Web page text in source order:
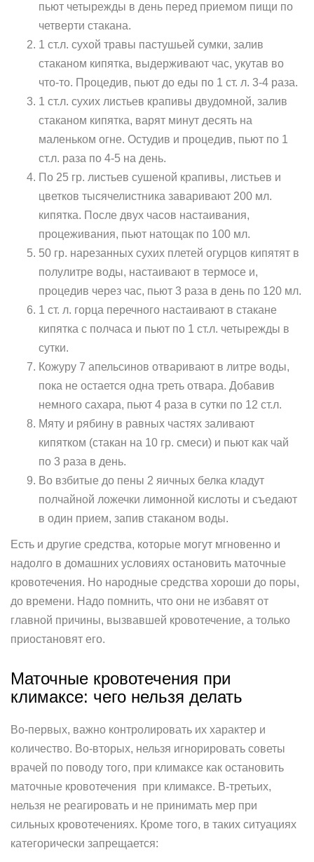
пьют четырежды в день перед приемом пищи по
четверти стакана.
1 ст.л. сухой травы пастушьей сумки, залив
стаканом кипятка, выдерживают час, укутав во
что-то. Процедив, пьют до еды по 1 ст. л. 3-4 раза.
1 ст.л. сухих листьев крапивы двудомной, залив
стаканом кипятка, варят минут десять на
маленьком огне. Остудив и процедив, пьют по 1
ст.л. раза по 4-5 на день.
По 25 гр. листьев сушеной крапивы, листьев и
цветков тысячелистника заваривают 200 мл.
кипятка. После двух часов настаивания,
процеживания, пьют натощак по 100 мл.
50 гр. нарезанных сухих плетей огурцов кипятят в
полулитре воды, настаивают в термосе и,
процедив через час, пьют 3 раза в день по 120 мл.
1 ст. л. горца перечного настаивают в стакане
кипятка с полчаса и пьют по 1 ст.л. четырежды в
сутки.
Кожуру 7 апельсинов отваривают в литре воды,
пока не остается одна треть отвара. Добавив
немного сахара, пьют 4 раза в сутки по 12 ст.л.
Мяту и рябину в равных частях заливают
кипятком (стакан на 10 гр. смеси) и пьют как чай
по 3 раза в день.
Во взбитые до пены 2 яичных белка кладут
полчайной ложечки лимонной кислоты и съедают
в один прием, запив стаканом воды.
Есть и другие средства, которые могут мгновенно и
надолго в домашних условиях остановить маточные
кровотечения. Но народные средства хороши до поры,
до времени. Надо помнить, что они не избавят от
главной причины, вызвавшей кровотечение, а только
приостановят его.
Маточные кровотечения при
климаксе: чего нельзя делать
Во-первых, важно контролировать их характер и
количество. Во-вторых, нельзя игнорировать советы
врачей по поводу того, при климаксе как остановить
маточные кровотечения при климаксе. В-третьих,
нельзя не реагировать и не принимать мер при
сильных кровотечениях. Кроме того, в таких ситуациях
категорически запрещается: